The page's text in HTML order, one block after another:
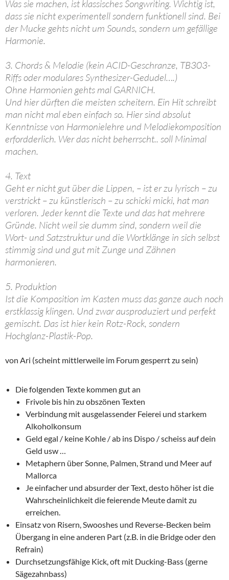
Was sie machen, ist klassisches Songwriting. Wichtig ist,
dass sie nicht experimentell sondern funktionell sind. Bei
der Mucke gehts nicht um Sounds, sondern um gefällige
Harmonie.
3. Chords & Melodie (kein ACID-Geschranze, TB303-
Riffs oder modulares Synthesizer-Gedudel….)
Ohne Harmonien gehts mal GARNICH.
Und hier dürften die meisten scheitern. Ein Hit schreibt
man nicht mal eben einfach so. Hier sind absolut
Kenntnisse von Harmonielehre und Melodiekomposition
erfordderlich. Wer das nicht beherrscht.. soll Minimal
machen.
4. Text
Geht er nicht gut über die Lippen, – ist er zu lyrisch – zu
verstrickt – zu künstlerisch – zu schicki micki, hat man
verloren. Jeder kennt die Texte und das hat mehrere
Gründe. Nicht weil sie dumm sind, sondern weil die
Wort- und Satzstruktur und die Wortklänge in sich selbst
stimmig sind und gut mit Zunge und Zähnen
harmonieren.
5. Produktion
Ist die Komposition im Kasten muss das ganze auch noch
erstklassig klingen. Und zwar ausproduziert und perfekt
gemischt. Das ist hier kein Rotz-Rock, sondern
Hochglanz-Plastik-Pop.
von Ari (scheint mittlerweile im Forum gesperrt zu sein)
Die folgenden Texte kommen gut an
Frivole bis hin zu obszönen Texten
Verbindung mit ausgelassender Feierei und starkem
Alkoholkonsum
Geld egal / keine Kohle / ab ins Dispo / scheiss auf dein
Geld usw …
Metaphern über Sonne, Palmen, Strand und Meer auf
Mallorca
Je einfacher und absurder der Text, desto höher ist die
Wahrscheinlichkeit die feierende Meute damit zu
erreichen.
Einsatz von Risern, Swooshes und Reverse-Becken beim
Übergang in eine anderen Part (z.B. in die Bridge oder den
Refrain)
Durchsetzungsfähige Kick, oft mit Ducking-Bass (gerne
Sägezahnbass)